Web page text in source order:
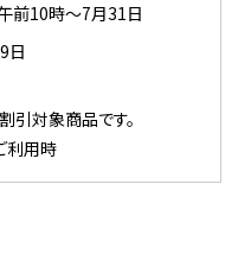
前10時～7月31日
日
引対象商品です。
利用時